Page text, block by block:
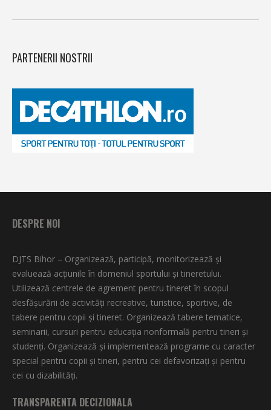
PARTENERII NOSTRII
DESPRE NOI
DJTS Bihor – Organizează, participă, monitorizează şi
evaluează acţiunile în domeniul sportului şi tineretului.
Utilizează centrele de agrement pentru tineret în scopul
desfăşurării de activităţi recreative, turistice, sportive, de
tabere pentru copii şi tineret. Organizează tabere tematice,
seminarii, cursuri pentru educaţia nonformală pentru tineri şi
studenţi. Organizează şi implementează programe cu caracter
special pentru copii şi tineri, pentru cei defavorizați și pentru
cei cu dizabilități.
TRANSPARENTA DECIZIONALA